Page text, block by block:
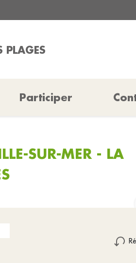
PLAGES
Participer
SUR-MER - LA